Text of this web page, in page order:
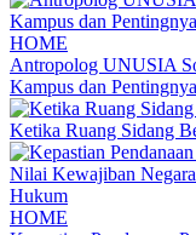
HOME
Antropolog UNUSIA
Kampus dan
Ketika Ruang Sidang
HOME